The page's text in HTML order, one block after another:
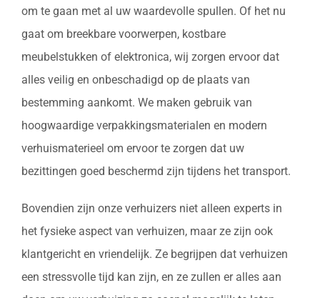
om te gaan met al uw waardevolle spullen. Of het nu
gaat om breekbare voorwerpen, kostbare
meubelstukken of elektronica, wij zorgen ervoor dat
alles veilig en onbeschadigd op de plaats van
bestemming aankomt. We maken gebruik van
hoogwaardige verpakkingsmaterialen en modern
verhuismaterieel om ervoor te zorgen dat uw
bezittingen goed beschermd zijn tijdens het transport.
Bovendien zijn onze verhuizers niet alleen experts in
het fysieke aspect van verhuizen, maar ze zijn ook
klantgericht en vriendelijk. Ze begrijpen dat verhuizen
een stressvolle tijd kan zijn, en ze zullen er alles aan